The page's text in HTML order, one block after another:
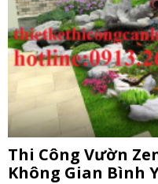
Thi Công Vườn
Không Gian Bình